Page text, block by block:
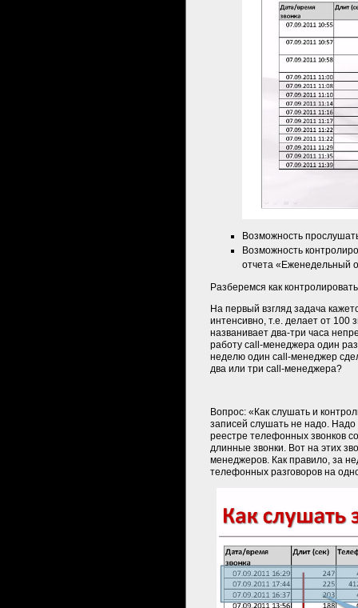
Возможность
Возможность
отчета «Еженедельный
Разберемся как
На первый взгляд задача
интенсивно, т.е. делает от 100
названивает два-три часа
работу call-менеджера один
неделю один call-менеджер
два или три call-менеджера?
Вопрос: «Как слушать и
записей слушать не надо.
реестре телефонных звонков
длинные звонки. Вот на этих
менеджеров. Как правило, за
телефонных разговоров на